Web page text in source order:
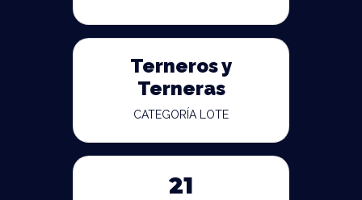
Terneros y
Terneras
CATEGORÍA LOTE
21